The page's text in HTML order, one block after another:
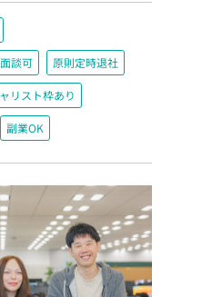
談可 原則定時退社
リスト枠あり
副業OK